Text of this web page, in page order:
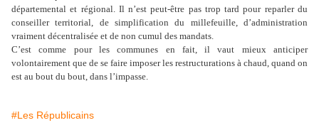
départemental et régional. Il n’est peut-être pas trop tard pour reparler du
conseiller territorial, de simplification du millefeuille, d’administration
vraiment décentralisée et de non cumul des mandats.
C’est comme pour les communes en fait, il vaut mieux anticiper
volontairement que de se faire imposer les restructurations à chaud, quand on
est au bout du bout, dans l’impasse.
#Les Républicains